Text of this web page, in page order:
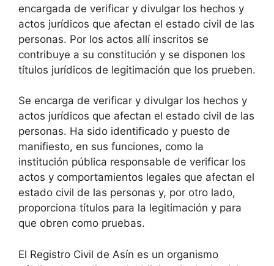
encargada de verificar y divulgar los hechos y
actos jurídicos que afectan el estado civil de las
personas. Por los actos allí inscritos se
contribuye a su constitución y se disponen los
títulos jurídicos de legitimación que los prueben.
Se encarga de verificar y divulgar los hechos y
actos jurídicos que afectan el estado civil de las
personas. Ha sido identificado y puesto de
manifiesto, en sus funciones, como la
institución pública responsable de verificar los
actos y comportamientos legales que afectan el
estado civil de las personas y, por otro lado,
proporciona títulos para la legitimación y para
que obren como pruebas.
El Registro Civil de Asín es un organismo